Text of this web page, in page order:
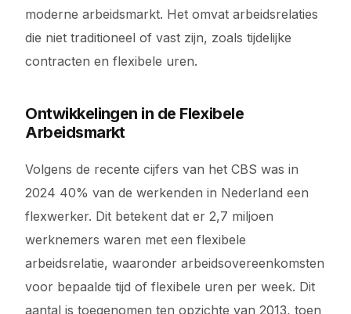
moderne arbeidsmarkt. Het omvat arbeidsrelaties
die niet traditioneel of vast zijn, zoals tijdelijke
contracten en flexibele uren.
Ontwikkelingen in de Flexibele
Arbeidsmarkt
Volgens de recente cijfers van het CBS was in
2024 40% van de werkenden in Nederland een
flexwerker. Dit betekent dat er 2,7 miljoen
werknemers waren met een flexibele
arbeidsrelatie, waaronder arbeidsovereenkomsten
voor bepaalde tijd of flexibele uren per week. Dit
aantal is toegenomen ten opzichte van 2013, toen